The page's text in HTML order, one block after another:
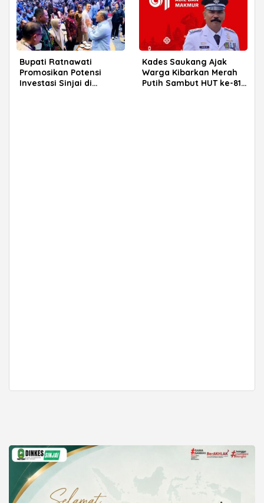
Bupati Ratnawati
Promosikan Potensi
Investasi Sinjai di
Kades Saukang Ajak
Warga Kibarkan Merah
Putih Sambut HUT ke-81